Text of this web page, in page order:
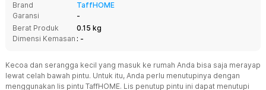
Brand
TaffHOME
Garansi
-
Berat Produk
0.15 kg
Dimensi Kemasan : -
Kecoa dan serangga kecil yang masuk ke rumah Anda bisa saja merayap
lewat celah bawah pintu. Untuk itu, Anda perlu menutupinya dengan
menggunakan lis pintu TaffHOME. Lis penutup pintu ini dapat menutupi